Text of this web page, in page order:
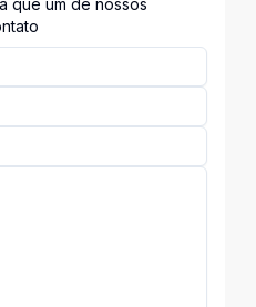
que um de nossos